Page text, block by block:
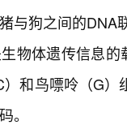
与狗之间的
物体遗传信息
和鸟嘌呤（G
。